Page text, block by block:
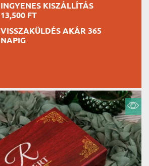
INGYENES KISZÁLLÍTÁS
13,500 FT
VISSZAKÜLDÉS AKÁR 365
NAPIG